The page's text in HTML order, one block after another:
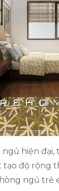
hiện
tạo độ rộng
ngủ trẻ